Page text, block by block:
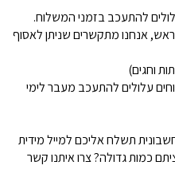
להתעכב בזמני המשלוח.
אנחנו מתקשרים שניתן לאסוף
וחגים)
עלולים להתעכב מעבר לימי
תשלח אליכם למייל מידית
כמות גדולה? צרו איתנו קשר